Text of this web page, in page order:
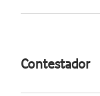
Contestador